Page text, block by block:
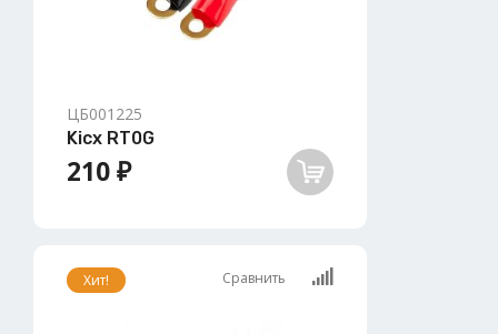
ЦБ001225
Kicx RT0G
210 ₽
Хит! Сравнить